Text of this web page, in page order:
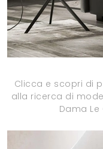
Clicca e scopri di
alla ricerca di
Dama